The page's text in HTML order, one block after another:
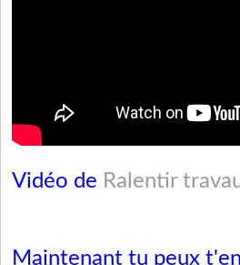
Vidéo de Ralentir
Maintenant tu peux